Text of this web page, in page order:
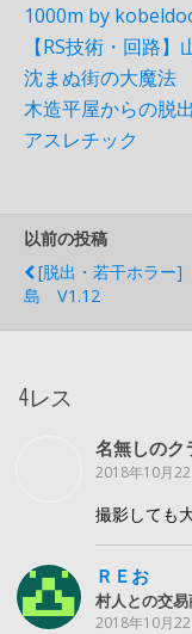
1000m by
【RS技術・回路
沈まぬ街の大魔法
木造平屋からの脱
アスレチック
以前の投稿
[脱出・若干ホラー
島 V1.12
4レス
名無しのク
2018年10月22
撮影しても
ＲＥお
村人との交
2018年10月22